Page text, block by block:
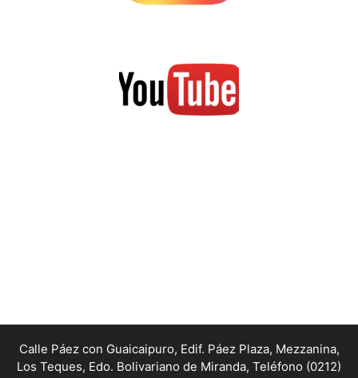
Calle Páez con Guaicaipuro, Edif. Páez Plaza, Mezzanina,
Los Teques, Edo. Bolivariano de Miranda, Teléfono (0212)